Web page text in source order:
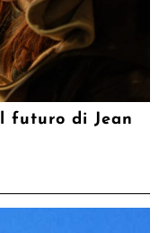
futuro di Jean